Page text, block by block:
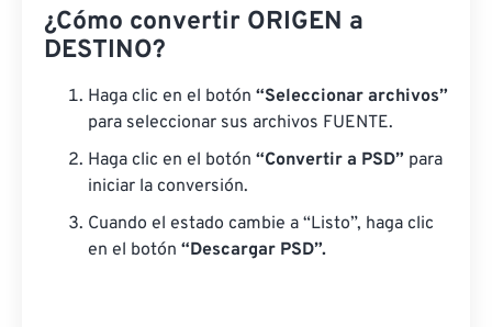
¿Cómo convertir ORIGEN a
DESTINO?
Haga clic en el botón “Seleccionar archivos”
para seleccionar sus archivos FUENTE.
Haga clic en el botón “Convertir a PSD” para
iniciar la conversión.
Cuando el estado cambie a “Listo”, haga clic
en el botón “Descargar PSD”.